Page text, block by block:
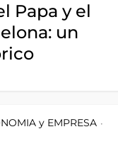
Papa y el
un
y EMPRESA •